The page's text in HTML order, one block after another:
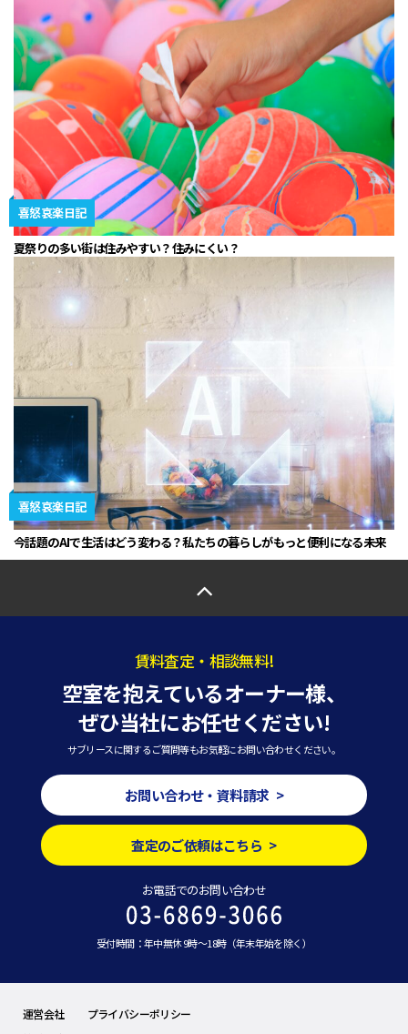
喜怒哀楽日記
夏祭りの多い街は住みやすい？住みにくい？
喜怒哀楽日記
今話題のAIで生活はどう変わる？私たちの暮らしがもっと便利になる未来
賃料査定・相談無料!
空室を抱えているオーナー様、
ぜひ当社にお任せください!
サブリースに関するご質問等もお気軽にお問い合わせください。
お問い合わせ・資料請求 >
査定のご依頼はこちら >
お電話でのお問い合わせ
受付時間：年中無休 9時～18時（年末年始を除く）
運営会社
プライバシーポリシー